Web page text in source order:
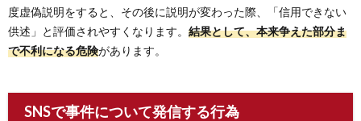
度虚偽説明をすると、その後に説明が変わった際、「信用できない
供述」と評価されやすくなります。 結果として、本来争えた部分ま
で不利になる危険があります。
SNSで事件について発信する行為